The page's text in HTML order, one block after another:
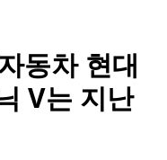
동차 현대
V는 지난